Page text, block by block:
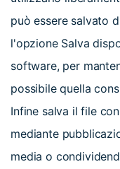
può essere salvato
l'opzione Salva
software, per
possibile quella
Infine salva il file
mediante
media o